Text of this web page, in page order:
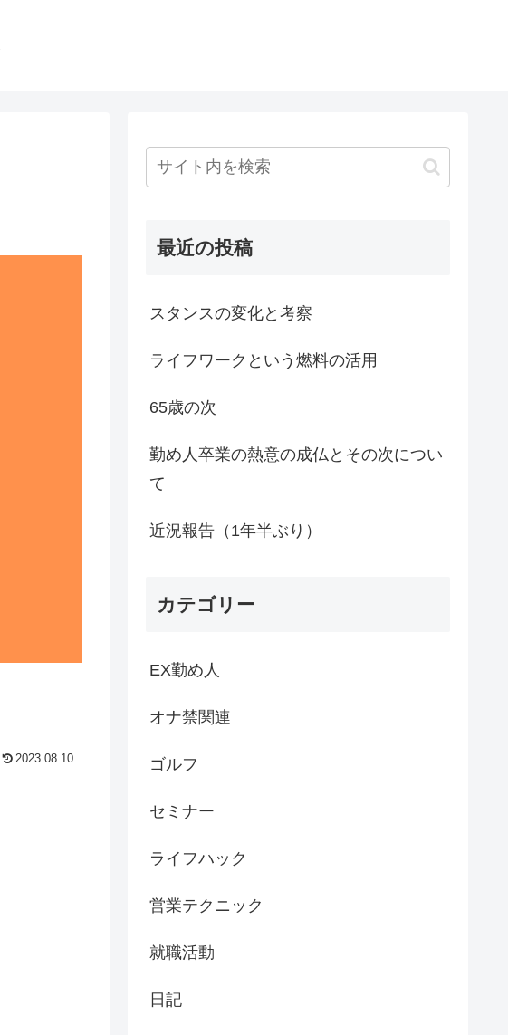
2023.08.10
最近の投稿
スタンスの変化と考察
ライフワークという燃料の活用
65歳の次
勤め人卒業の熱意の成仏とその次につい
て
近況報告（1年半ぶり）
カテゴリー
EX勤め人
オナ禁関連
ゴルフ
セミナー
ライフハック
営業テクニック
就職活動
日記